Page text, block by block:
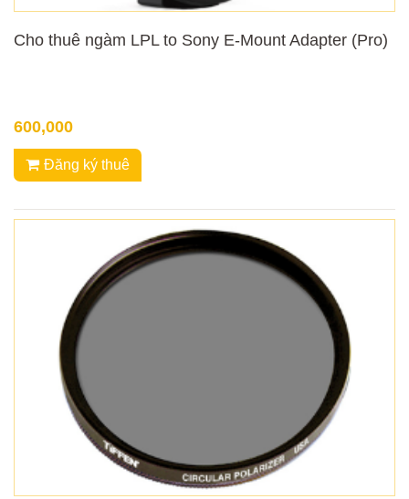
Cho thuê ngàm LPL to Sony E-Mount Adapter (Pro)
600,000
Đăng ký thuê